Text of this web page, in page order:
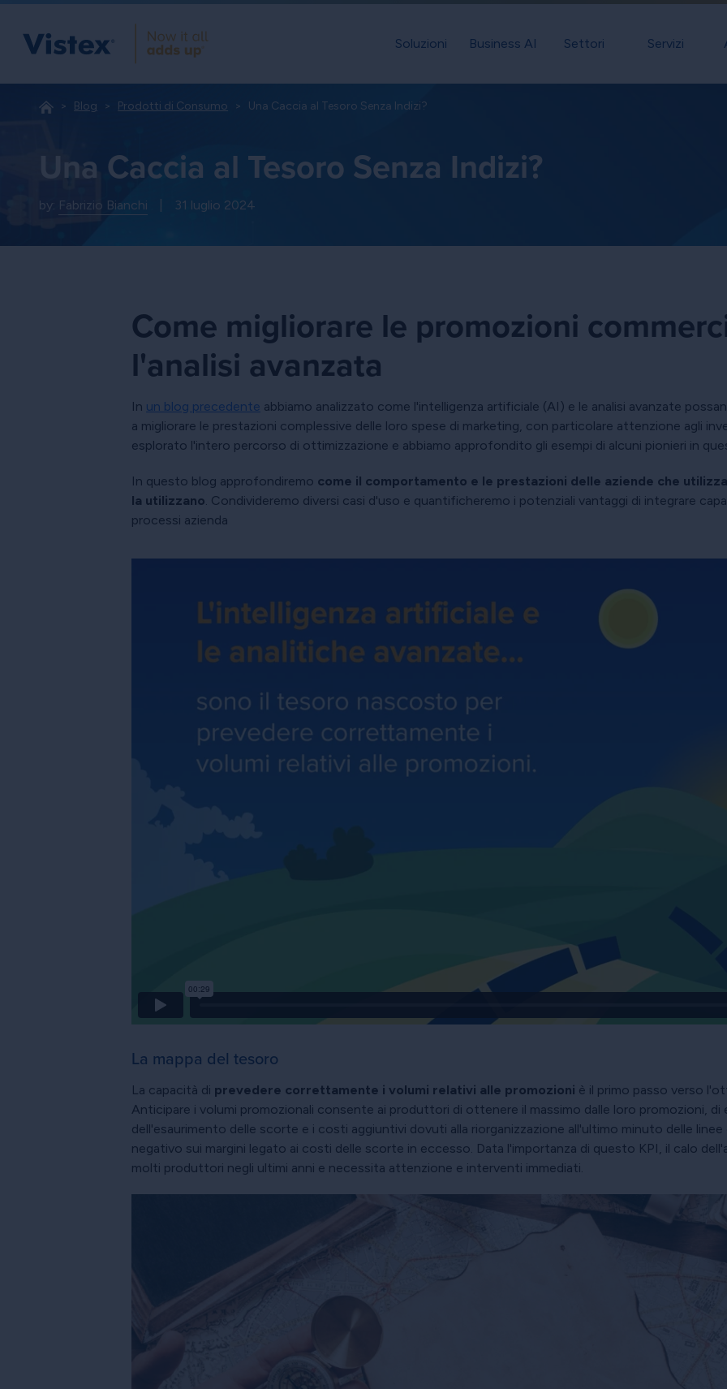
Soluzioni Business AI Settori Servizi
Blog Prodotti di Consumo Una Caccia al Tesoro Senza Indizi?
Una Caccia al Tesoro Senza Indizi?
by: Fabrizio Bianchi 31 luglio 2024
Come migliorare le promozioni
l'analisi avanzata
In un blog precedente abbiamo analizzato come l'intelligenza artificiale (AI) e le analisi avanzate
a migliorare le prestazioni complessive delle loro spese di marketing, con particolare attenzione agli
esplorato l'intero percorso di ottimizzazione e abbiamo approfondito gli esempi di alcuni pionieri in
In questo blog approfondiremo come il comportamento e le prestazioni delle aziende che
la utilizzano. Condivideremo diversi casi d'uso e quantificheremo i potenziali vantaggi di integrare
processi azienda
La mappa del tesoro
La capacità di prevedere correttamente i volumi relativi alle promozioni è il primo passo verso
Anticipare i volumi promozionali consente ai produttori di ottenere il massimo dalle loro promozioni, di
dell'esaurimento delle scorte e i costi aggiuntivi dovuti alla riorganizzazione all'ultimo minuto delle
negativo sui margini legato ai costi delle scorte in eccesso. Data l'importanza di questo KPI, il calo
molti produttori negli ultimi anni e necessita attenzione e interventi immediati.